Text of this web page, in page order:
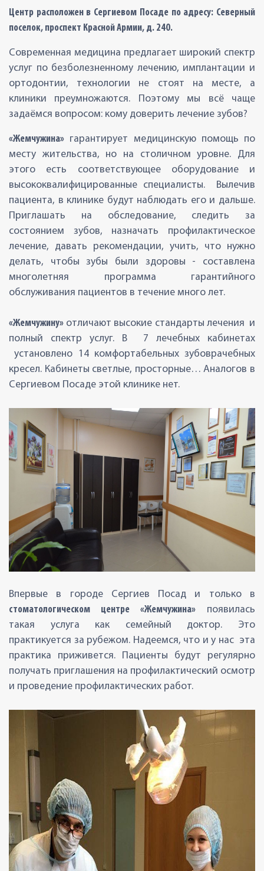
Центр расположен в Сергиевом Посаде по адресу: Северный
поселок, проспект Красной Армии, д. 240.
Современная медицина предлагает широкий спектр
услуг по безболезненному лечению, имплантации и
ортодонтии, технологии не стоят на месте, а
клиники преумножаются. Поэтому мы всё чаще
задаёмся вопросом: кому доверить лечение зубов?
«Жемчужина» гарантирует медицинскую помощь по
месту жительства, но на столичном уровне. Для
этого есть соответствующее оборудование и
высококвалифицированные специалисты. Вылечив
пациента, в клинике будут наблюдать его и дальше.
Приглашать на обследование, следить за
состоянием зубов, назначать профилактическое
лечение, давать рекомендации, учить, что нужно
делать, чтобы зубы были здоровы - составлена
многолетняя программа гарантийного
обслуживания пациентов в течение много лет.
«Жемчужину» отличают высокие стандарты лечения и
полный спектр услуг. В 7 лечебных кабинетах
установлено 14 комфортабельных зубоврачебных
кресел. Кабинеты светлые, просторные… Аналогов в
Сергиевом Посаде этой клинике нет.
Впервые в городе Сергиев Посад и только в
стоматологическом центре «Жемчужина» появилась
такая услуга как семейный доктор. Это
практикуется за рубежом. Надеемся, что и у нас эта
практика приживется. Пациенты будут регулярно
получать приглашения на профилактический осмотр
и проведение профилактических работ.